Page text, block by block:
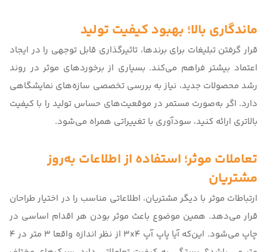
ماندگاری بالا؛ بهبود کیفیت تولید
قرار گرفتن تبلیغات برای برندها، تاثیرگذاری قابل توجهی را در ایجاد
اعتماد بیشتر فراهم می‌کند. بسیاری از برخوردهای موثر در روند
رشد محصولات جدید، نیاز به بررسی تخصصی سازه‌های نمایشگاهی
دارد. اگر به‌صورت مستمر در موقعیت‌های حساس تولید را با کیفیت
بالاتری ارائه کنید، سودآوری با تغییراتی همراه می‌شود.
تعاملات موثر؛ استفاده از اطلاعات به‌روز
مشتریان
ارتباطات موثر با دیگر مشتریان، اطلاعاتی مناسب را در اختیار طراحان
قرار می‌دهد. همین موضوع باعث موثر بودن هر اقدام اساسی در
چاپ می‌شود. این‌که
آیا پاپ آپ 3x4 از نظر اندازه واقعا 3 متر در 4